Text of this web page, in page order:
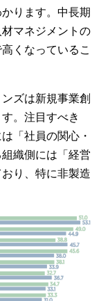
ります。中長期
マネジメントの
くなっているこ
ズは新規事業創
。注目すべき
「社員の関心・
織側には「経営
り、特に非製造